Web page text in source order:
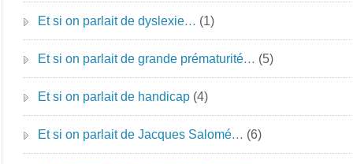
Et si on parlait de dyslexie… (1)
Et si on parlait de grande prématurité… (5)
Et si on parlait de handicap (4)
Et si on parlait de Jacques Salomé… (6)